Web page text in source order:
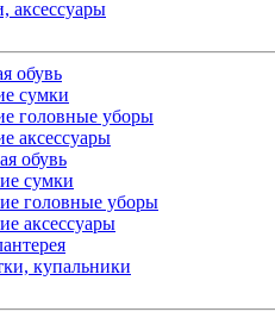
аксессуары
обувь
сумки
головные уборы
аксессуары
обувь
сумки
головные уборы
аксессуары
купальники